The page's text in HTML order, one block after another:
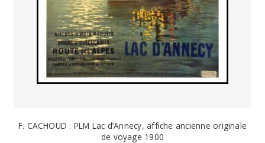
F. CACHOUD : PLM Lac d’Annecy, affiche ancienne originale
de voyage 1900